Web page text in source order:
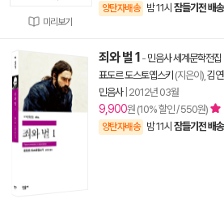
미리보기
양탄자배송 밤 11시 잠들기전 배송
죄와 벌 1 - 민음사 세계문학전
표도르 도스토옙스키 (지은이), 김
민음사| 2012년 03월
9,900원 (10% 할인 / 550원)
양탄자배송 밤 11시 잠들기전 배송